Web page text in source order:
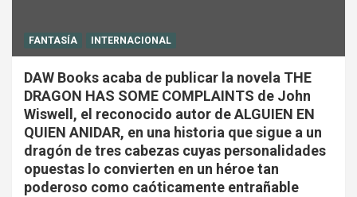
FANTASÍA INTERNACIONAL
DAW Books acaba de publicar la novela THE
DRAGON HAS SOME COMPLAINTS de John
Wiswell, el reconocido autor de ALGUIEN EN
QUIEN ANIDAR, en una historia que sigue a un
dragón de tres cabezas cuyas personalidades
opuestas lo convierten en un héroe tan
poderoso como caóticamente entrañable